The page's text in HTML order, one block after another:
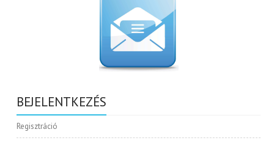
BEJELENTKEZÉS
Regisztráció